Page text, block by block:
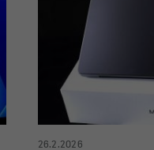
26.2.2026